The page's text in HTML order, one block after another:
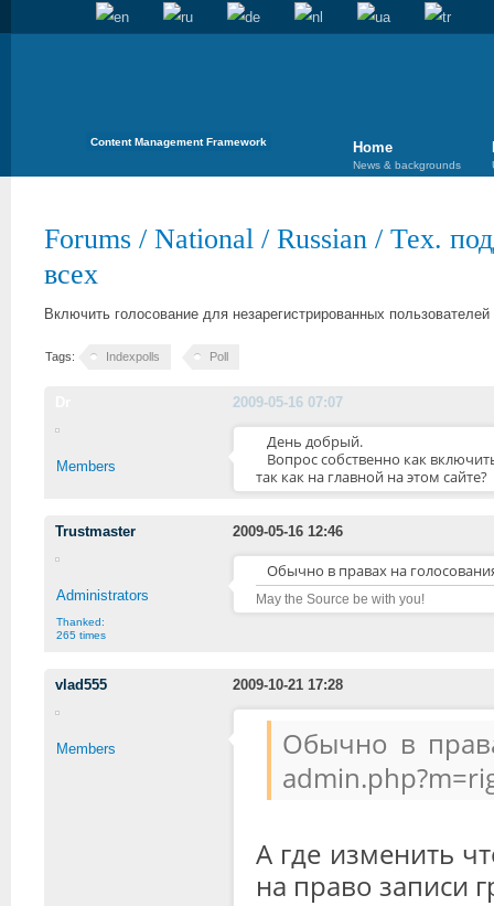
Content Management Framework Home
News & backgrounds
Forums / National / Russian / Тех.
всех
Включить голосование для незарегистрированных пользователей
Tags: Indexpolls Poll
2009-05-16 07:07
Members
День добрый.
Вопрос собственно как
так как на главной на этом сайте?
Trustmaster 2009-05-16 12:46
Administrators
Thanked:
265 times
Обычно в правах на
May the Source be with you!
vlad555 2009-10-21 17:28
Members
Обычно в
А где изменить
на право записи